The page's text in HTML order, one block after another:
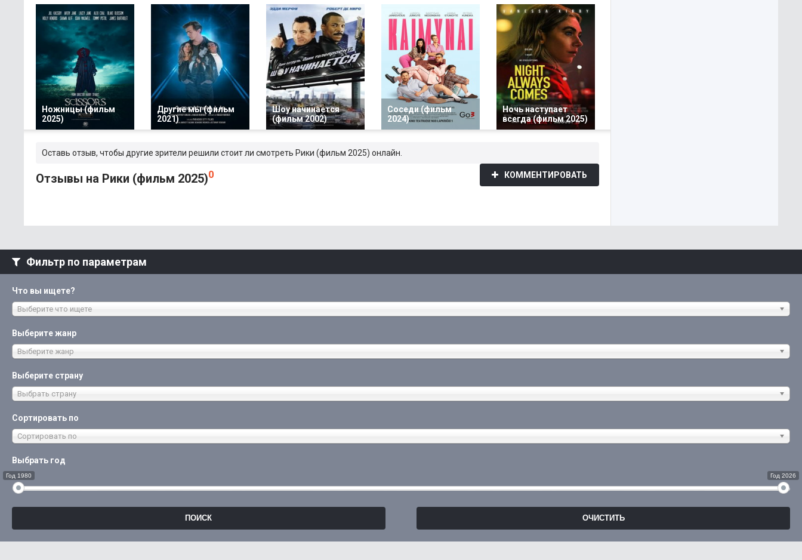
Ножницы (фильм
2025)
Другие мы (фильм
2021)
Шоу начинается
(фильм 2002)
Соседи (фильм
2024)
Ночь наступает
всегда (фильм 2025)
Оставь отзыв, чтобы другие зрители решили стоит ли смотреть Рики (фильм 2025) онлайн.
Отзывы на Рики (фильм 2025)0 КОММЕНТИРОВАТЬ
Фильтр по параметрам
Что вы ищете?
Выберите что ищете
Выберите жанр
Выберите жанр
Выберите страну
Выбрать страну
Сортировать по
Сортировать по
Выбрать год
Год 1980 Год 2026